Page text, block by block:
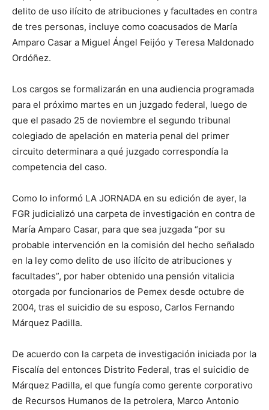
delito de uso ilícito de atribuciones y facultades en contra
de tres personas, incluye como coacusados de María
Amparo Casar a Miguel Ángel Feijóo y Teresa Maldonado
Ordóñez.
Los cargos se formalizarán en una audiencia programada
para el próximo martes en un juzgado federal, luego de
que el pasado 25 de noviembre el segundo tribunal
colegiado de apelación en materia penal del primer
circuito determinara a qué juzgado correspondía la
competencia del caso.
Como lo informó LA JORNADA en su edición de ayer, la
FGR judicializó una carpeta de investigación en contra de
María Amparo Casar, para que sea juzgada “por su
probable intervención en la comisión del hecho señalado
en la ley como delito de uso ilícito de atribuciones y
facultades”, por haber obtenido una pensión vitalicia
otorgada por funcionarios de Pemex desde octubre de
2004, tras el suicidio de su esposo, Carlos Fernando
Márquez Padilla.
De acuerdo con la carpeta de investigación iniciada por la
Fiscalía del entonces Distrito Federal, tras el suicidio de
Márquez Padilla, el que fungía como gerente corporativo
de Recursos Humanos de la petrolera, Marco Antonio